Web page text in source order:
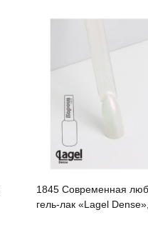
1845 Современная
гель-лак «Lagel